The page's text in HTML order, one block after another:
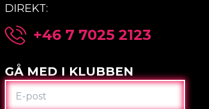
DIREKT:
+46 7 7025 2123
GÅ MED I KLUBBEN
E-
POST